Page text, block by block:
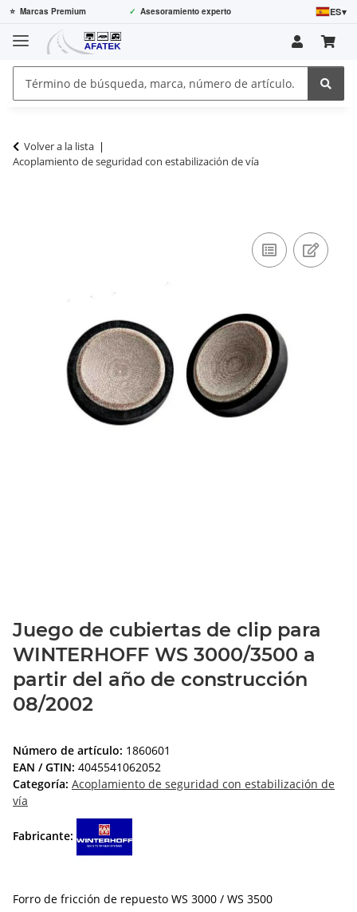
⭐ Marcas Premium ✓ Asesoramiento experto ES▾
Volver a la lista
Acoplamiento de seguridad con estabilización de vía
Juego de cubiertas de clip para
WINTERHOFF WS 3000/3500 a
partir del año de construcción
08/2002
Número de artículo: 1860601
EAN / GTIN: 4045541062052
Categoría: Acoplamiento de seguridad con estabilización de
vía
Fabricante:
Forro de fricción de repuesto WS 3000 / WS 3500